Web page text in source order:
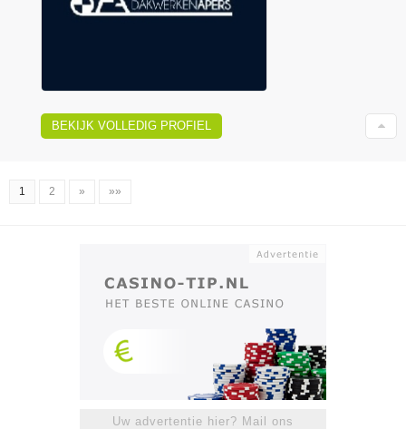
BEKIJK VOLLEDIG PROFIEL
1 2 » »»
Uw advertentie hier? Mail ons